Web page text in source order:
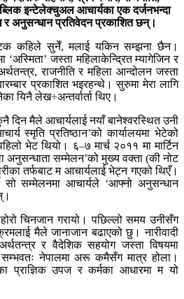
इन्टेलेक्चुअल आचार्यका एक दर्जनभन्दा
र अनुसन्धान प्रतिवेदन प्रकाशित छन्।
कहिले सुनेँ, मलाई यकिन सम्झना छैन।
जस्ता महिलाकेन्द्रित म्यागेजिन र
राजनीति र महिला आन्दोलन जस्ता
प्रकाशित भइरहन्थे। सुरुमा मेरा लागि
यिनै लेख÷अन्तर्वार्ता थिए।
दिन मैले आचार्यलाई नयाँ बानेश्वरस्थित उनी
स्मृति प्रतिष्ठान’को कार्यालयमा भेटेको
भेट थियो। ६–७ मार्च २०११ मा मार्टिन
अनुसन्धाता सम्मेलन’को मुख्य वक्ता (की नोट
तर्फबाट म आचार्यलाई भेट्न गएको थिएँ।
सो सम्मेलनमा आचार्यले ‘आफ्नो अनुसन्धान
चिनजान गरायो। पछिल्लो समय उनीसँग
मैले जानाजान बढाएको छु। नारीवादी
र वैदेशिक सहयोग जस्ता विषयमा
नेपालमा अरू कमैसँग मात्र होला।
प्राज्ञिक उपज र कर्मका आधारमा म यो